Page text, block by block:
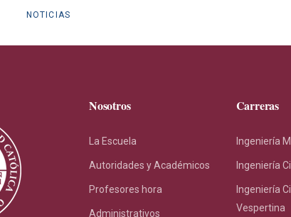
NOTICIAS
Nosotros
La Escuela
Autoridades y Académicos
Profesores hora
Administrativos
Carreras
Ingeniería
Ingeniería
Ingeniería
Vespertina